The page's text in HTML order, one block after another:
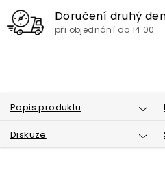
Doručení druhý
při objednání do 14:00
Popis produktu
Diskuze